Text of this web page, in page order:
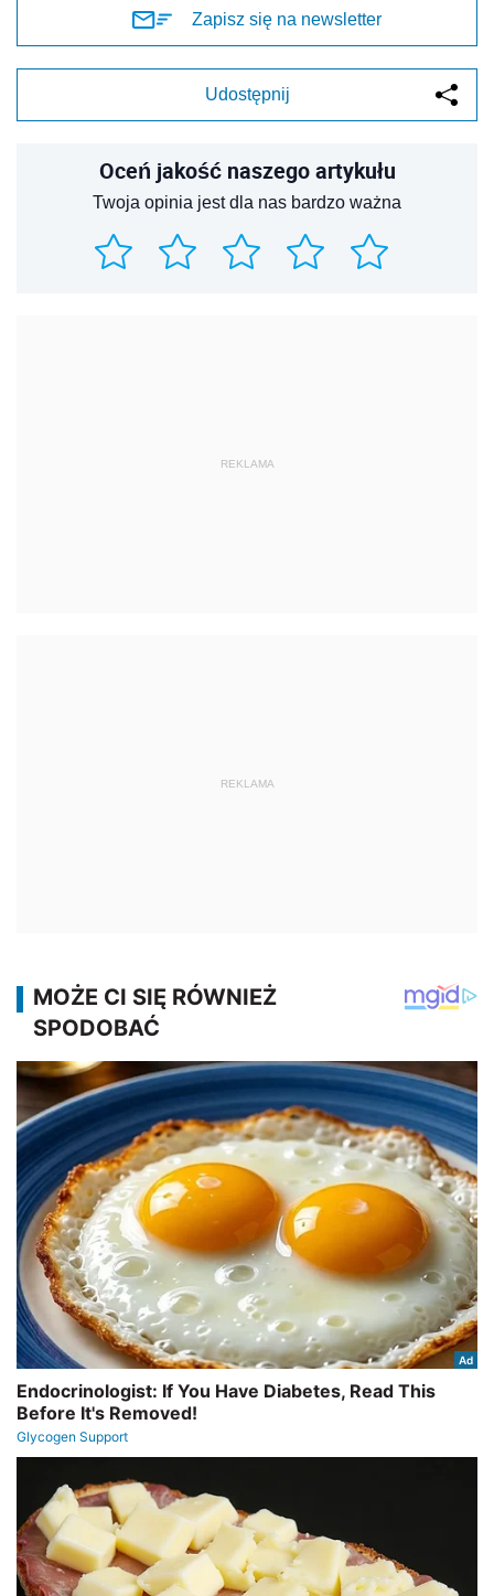
Zapisz się na newsletter
Udostępnij
Oceń jakość naszego artykułu
Twoja opinia jest dla nas bardzo ważna
REKLAMA
REKLAMA